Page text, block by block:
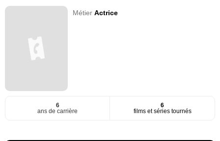
MétierActrice
6
ans de carrière
6
films et séries tournés